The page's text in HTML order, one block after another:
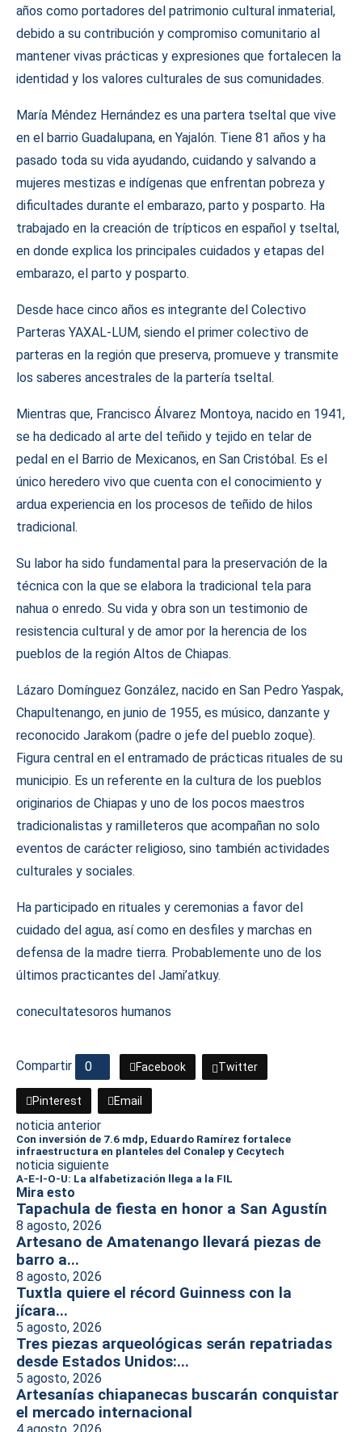
años como portadores del patrimonio cultural inmaterial,
debido a su contribución y compromiso comunitario al
mantener vivas prácticas y expresiones que fortalecen la
identidad y los valores culturales de sus comunidades.
María Méndez Hernández es una partera tseltal que vive
en el barrio Guadalupana, en Yajalón. Tiene 81 años y ha
pasado toda su vida ayudando, cuidando y salvando a
mujeres mestizas e indígenas que enfrentan pobreza y
dificultades durante el embarazo, parto y posparto. Ha
trabajado en la creación de trípticos en español y tseltal,
en donde explica los principales cuidados y etapas del
embarazo, el parto y posparto.
Desde hace cinco años es integrante del Colectivo
Parteras YAXAL-LUM, siendo el primer colectivo de
parteras en la región que preserva, promueve y transmite
los saberes ancestrales de la partería tseltal.
Mientras que, Francisco Álvarez Montoya, nacido en 1941,
se ha dedicado al arte del teñido y tejido en telar de
pedal en el Barrio de Mexicanos, en San Cristóbal. Es el
único heredero vivo que cuenta con el conocimiento y
ardua experiencia en los procesos de teñido de hilos
tradicional.
Su labor ha sido fundamental para la preservación de la
técnica con la que se elabora la tradicional tela para
nahua o enredo. Su vida y obra son un testimonio de
resistencia cultural y de amor por la herencia de los
pueblos de la región Altos de Chiapas.
Lázaro Domínguez González, nacido en San Pedro Yaspak,
Chapultenango, en junio de 1955, es músico, danzante y
reconocido Jarakom (padre o jefe del pueblo zoque).
Figura central en el entramado de prácticas rituales de su
municipio. Es un referente en la cultura de los pueblos
originarios de Chiapas y uno de los pocos maestros
tradicionalistas y ramilleteros que acompañan no solo
eventos de carácter religioso, sino también actividades
culturales y sociales.
Ha participado en rituales y ceremonias a favor del
cuidado del agua, así como en desfiles y marchas en
defensa de la madre tierra. Probablemente uno de los
últimos practicantes del Jami’atkuy.
conecultatesoros humanos
Compartir 0 Facebook Twitter
Pinterest Email
noticia anterior
Con inversión de 7.6 mdp, Eduardo Ramírez fortalece
infraestructura en planteles del Conalep y Cecytech
noticia siguiente
A-E-I-O-U: La alfabetización llega a la FIL
Mira esto
Tapachula de fiesta en honor a San Agustín
8 agosto, 2026
Artesano de Amatenango llevará piezas de
barro a...
8 agosto, 2026
Tuxtla quiere el récord Guinness con la
jícara...
5 agosto, 2026
Tres piezas arqueológicas serán repatriadas
desde Estados Unidos:...
5 agosto, 2026
Artesanías chiapanecas buscarán conquistar
el mercado internacional